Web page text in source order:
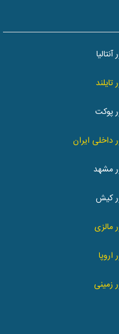
آنتالیا
تایلند
پوکت
داخلی ایران
مشهد
کیش
مالزی
اروپا
زمینی